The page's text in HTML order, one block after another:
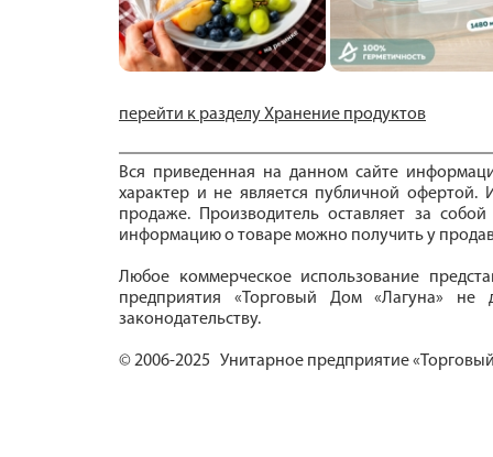
перейти к разделу Хранение продуктов
Вся приведенная на данном сайте
характер и не является публичной офертой.
продаже. Производитель оставляет за
информацию о товаре можно получить у
Любое коммерческое использование
предприятия «Торговый Дом «Лагуна» не
законодательству.
© 2006-2025 Унитарное предприятие